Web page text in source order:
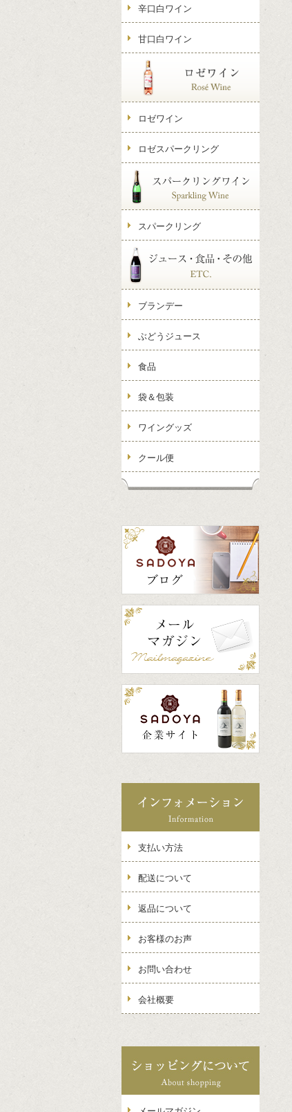
辛口白ワイン
甘口白ワイン
ロゼワイン
ロゼスパークリング
スパークリング
ブランデー
ぶどうジュース
食品
袋＆包装
ワイングッズ
クール便
支払い方法
配送について
返品について
お客様のお声
お問い合わせ
会社概要